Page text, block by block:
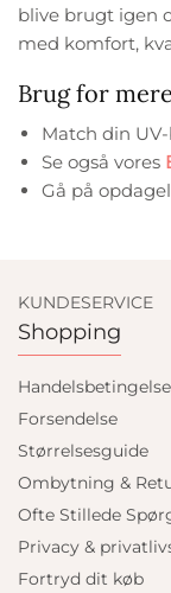
blive brugt igen
med komfort,
Brug for
Match din
Se også vores
Gå på
KUNDESERVICE
Shopping
Forsendelse
Størrelsesguide
Ombytning &
Ofte Stillede
Privacy &
Fortryd dit køb